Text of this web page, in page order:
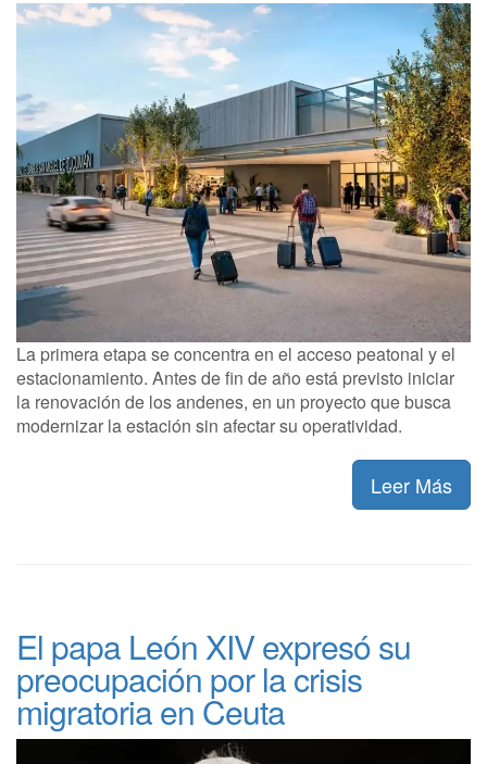
La primera etapa se concentra en el acceso peatonal y el
estacionamiento. Antes de fin de año está previsto iniciar
la renovación de los andenes, en un proyecto que busca
modernizar la estación sin afectar su operatividad.
Leer Más
El papa León XIV expresó su
preocupación por la crisis
migratoria en Ceuta